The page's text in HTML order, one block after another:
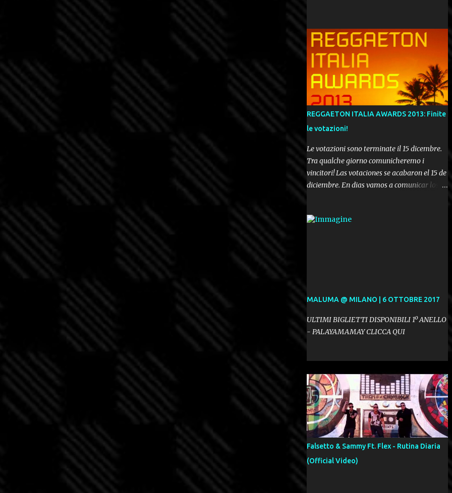
REGGAETON ITALIA AWARDS 2013: Finite
le votazioni!
Le votazioni sono terminate il 15 dicembre.
Tra qualche giorno comunicheremo i
vincitori! Las votaciones se acabaron el 15 de
diciembre. En dias vamos a comunicar los
MALUMA @ MILANO | 6 OTTOBRE 2017
ULTIMI BIGLIETTI DISPONIBILI 1º ANELLO
- PALAYAMAMAY CLICCA QUI
Falsetto & Sammy Ft. Flex - Rutina Diaria
(Official Video)